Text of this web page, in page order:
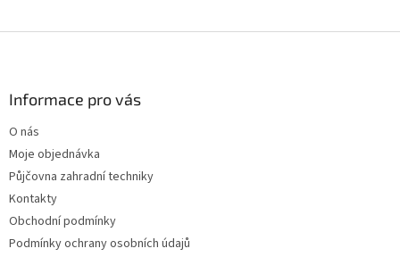
Informace pro vás
O nás
Moje objednávka
Půjčovna zahradní techniky
Kontakty
Obchodní podmínky
Podmínky ochrany osobních údajů